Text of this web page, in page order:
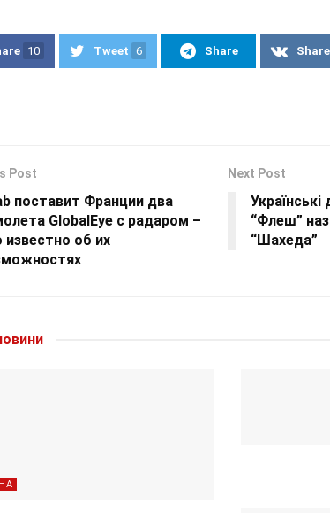
10 Tweet 6 Share Share
Post
поставит Франции два
GlobalEye с радаром –
известно об их
Next Post
“Флеш”
“Шахеда”